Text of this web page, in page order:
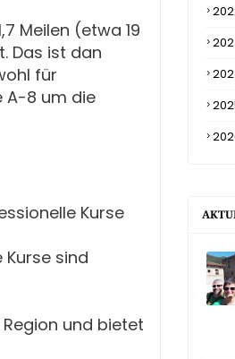
Meilen (etwa 19
Das ist dan
für
A-8 um die
Kurse
sind
und bietet